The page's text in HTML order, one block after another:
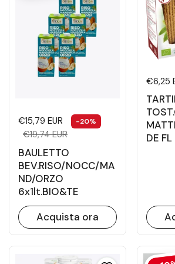
Prezzo di listino
€15,79 EUR -20%
Prezzo di vendita
€19,74 EUR
BAULETTO
BEV.RISO/NOCC/MA
ND/ORZO
6x1lt.BIO&TE
Acquista ora
Prezzo
€6,25
DE FL